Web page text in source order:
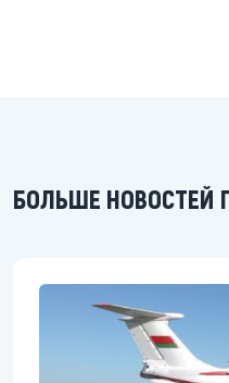
БОЛЬШЕ НОВОСТЕЙ